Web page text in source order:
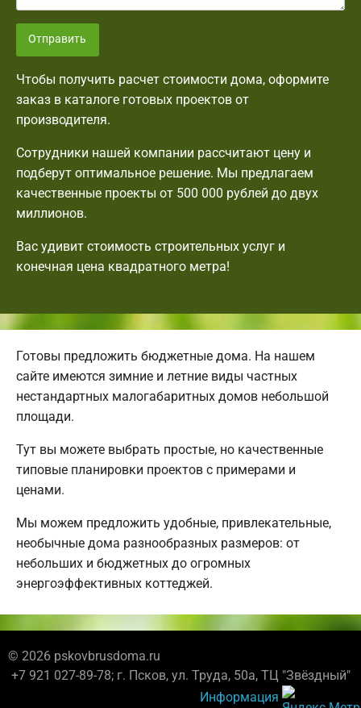
Отправить
Чтобы получить расчет стоимости дома, оформите
заказ в каталоге готовых проектов от
производителя.
Сотрудники нашей компании рассчитают цену и
подберут оптимальное решение. Мы предлагаем
качественные проекты от 500 000 рублей до двух
миллионов.
Вас удивит стоимость строительных услуг и
конечная цена квадратного метра!
Готовы предложить бюджетные дома. На нашем
сайте имеются зимние и летние виды частных
нестандартных малогабаритных домов небольшой
площади.
Тут вы можете выбрать простые, но качественные
типовые планировки проектов с примерами и
ценами.
Мы можем предложить удобные, привлекательные,
необычные дома разнообразных размеров: от
небольших и бюджетных до огромных
энергоэффективных коттеджей.
© 2026 pskovbrusdoma.ru
+7 921 027-89-78; г. Псков, ул. Труда, 50а, ТЦ "Звёздный"
Информация